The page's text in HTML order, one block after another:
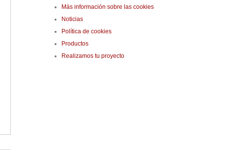
Más información sobre las cookies
Noticias
Política de cookies
Productos
Realizamos tu proyecto